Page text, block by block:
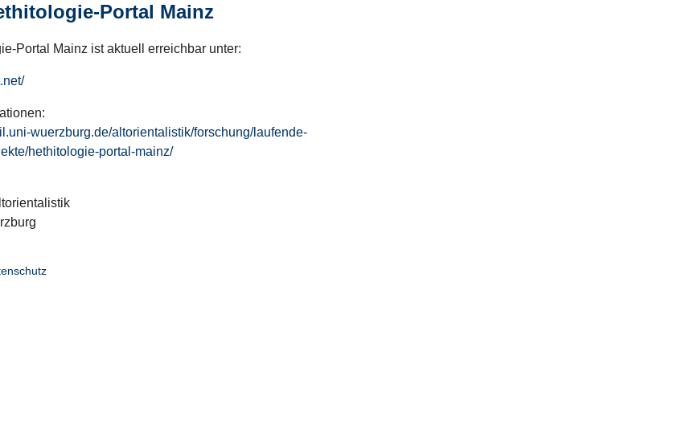
Portal Mainz
Portal Mainz ist aktuell erreichbar unter:
wuerzburg.de/altorientalistik/forschung/laufende-
hethitologie-portal-mainz/